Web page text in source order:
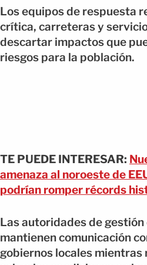
Los equipos de respuesta
crítica, carreteras y
descartar impactos que
riesgos para la población.
TE PUEDE INTERESAR:
amenaza al noroeste de
podrían romper récords
Las autoridades de
mantienen comunicación
gobiernos locales